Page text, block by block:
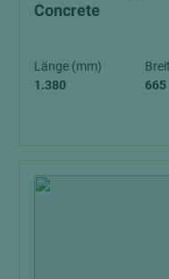
Concrete
Länge (mm)
1.380
665